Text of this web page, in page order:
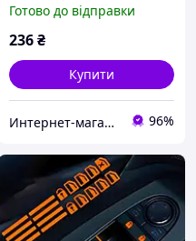
кімнату для дизайну
веселка серця хмара
(AN)20747
Готово до відправки
236₴
Купити
Интернет-магазин "Korni" 96%